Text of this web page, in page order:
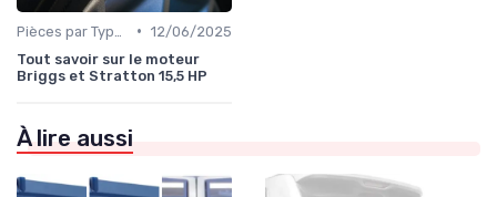
• 12/06/2025
Tout savoir sur le moteur
Briggs et Stratton 15,5 HP
À lire aussi